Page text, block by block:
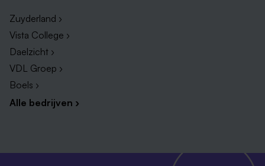
Zuyderland ›
Vista College ›
Daelzicht ›
VDL Groep ›
Boels ›
Alle bedrijven ›